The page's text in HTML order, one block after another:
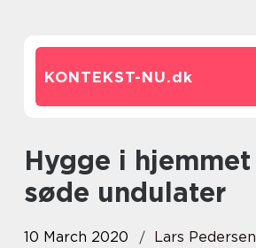
KONTEKST-NU.dk
Hygge i hjemmet med
søde undulater
10 March 2020
Lars Pedersen